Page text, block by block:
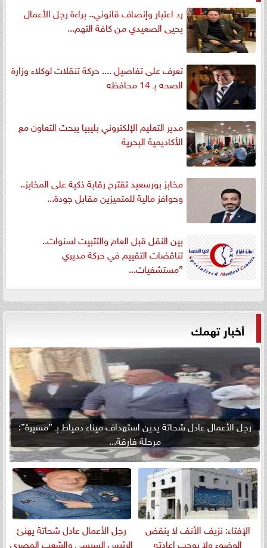
رد اعتبار وإنصاف قانوني.. براءة رجل الأعمال
يحيى الصعيدي من كافة التهم...
تعرف على تفاصيل .... حركة تنقلات لوكلاء وزارة
الصحه بـ 14 محافظه
مدير التعليم الإلكتروني بليبيا يبحث التعاون مع
الأكاديمية البحرية
مخابز بورسعيد تقترح رقابة ذكية على المخابز..
وحوافز مالية للمتميزين مقابل جودة...
بين النقل قبل العام والتثبيت لسنوات..
تناقضات التقييم في حركة مديري
”مستشفيات...
أخبار تهمك
رجل الأعمال عادل شحاتة يدين استهداف ميناء دمياط بـ ”مسيرة”:
مرحلة فارقة...
الإفتاء: نزيف الأنف لا ينقض
الوضوء ولا يوجب إعادته
رجل الأعمال عادل شحاتة يهنئ
الرئيس السيسي والشعب المصري